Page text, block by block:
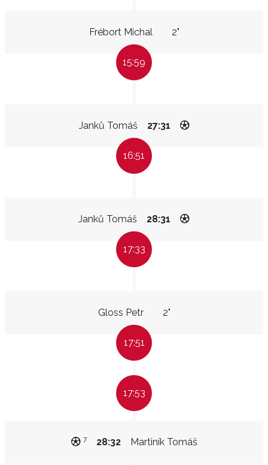
Frébort Michal 2"
15:59
Janků Tomáš 27:31
16:51
Janků Tomáš 28:31
17:33
Gloss Petr 2"
17:51
17:53
Martiník Tomáš
28:32
7